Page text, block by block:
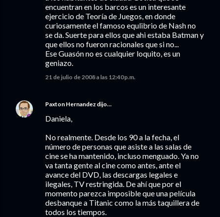
encuentran en los barcos es un interesante
ejercicio de Teoría de Juegos, en donde
curiosamente el famoso equlibrio de Nash no
se da. Suerte para ellos que ahi estaba Batman y
que ellos no fueron racionales que si no...
Ese Guasón no es cualquier loquito, es un
geniazo.
21 de julio de 2008 a las 12:40 p.m.
Paxton Hernandez dijo…
Daniela,
No realmente. Desde los 90 a la fecha, el
número de personas que asiste a las salas de
cine se ha mantenido, incluso menguado. Ya no
va tanta gente al cine como antes, ante el
avance del DVD, las descargas legales e
ilegales, TV restringida. De ahí que por el
momento parezca imposible que una película
desbanque a Titanic como la más taquillera de
todos los tiempos.